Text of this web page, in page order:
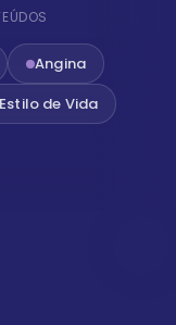
Angina
Estilo de Vida